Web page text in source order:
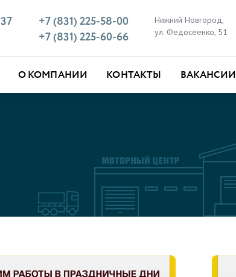
+7 (831) 225-58-00
+7 (831) 225-60-66
Нижний Новгород,
ул. Федосеенко, 51
О КОМПАНИИ КОНТАКТЫ ВАКАНСИИ